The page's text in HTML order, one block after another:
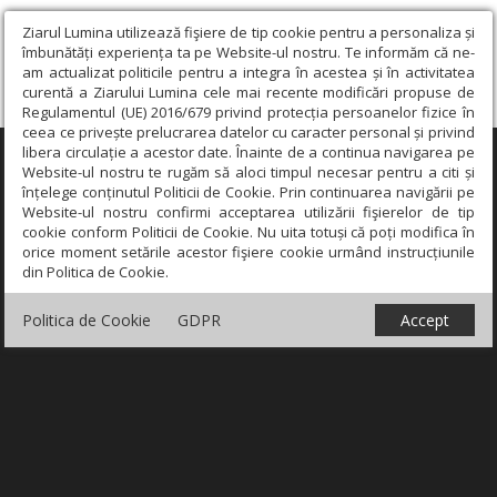
Ziarul Lumina utilizează fişiere de tip cookie pentru a personaliza și
îmbunătăți experiența ta pe Website-ul nostru. Te informăm că ne-
am actualizat politicile pentru a integra în acestea și în activitatea
curentă a Ziarului Lumina cele mai recente modificări propuse de
Regulamentul (UE) 2016/679 privind protecția persoanelor fizice în
ceea ce privește prelucrarea datelor cu caracter personal și privind
libera circulație a acestor date. Înainte de a continua navigarea pe
Website-ul nostru te rugăm să aloci timpul necesar pentru a citi și
înțelege conținutul Politicii de Cookie. Prin continuarea navigării pe
Website-ul nostru confirmi acceptarea utilizării fişierelor de tip
cookie conform Politicii de Cookie. Nu uita totuși că poți modifica în
orice moment setările acestor fişiere cookie urmând instrucțiunile
din Politica de Cookie.
Politica de Cookie GDPR Accept
×